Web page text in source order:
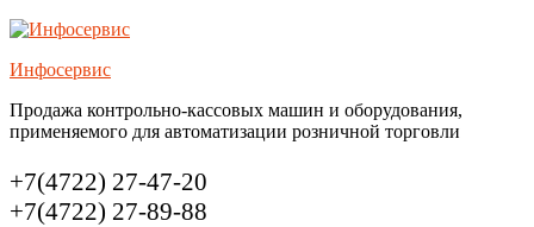
Инфосервис
Продажа контрольно-кассовых машин и оборудования,
применяемого для автоматизации розничной торговли
Call
us
+7(4722) 27-47-20
+7(4722) 27-89-88